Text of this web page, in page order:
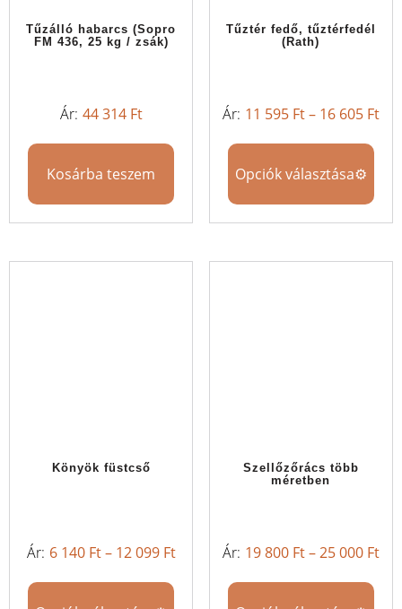
Tűzálló habarcs (Sopro
FM 436, 25 kg / zsák)
44 314 Ft
Kosárba teszem
Tűztér fedő, tűztérfedél
(Rath)
11 595 Ft– 16 605 Ft
Opciók választása
Könyök füstcső
6 140 Ft– 12 099 Ft
Szellőzőrács több
méretben
19 800 Ft–25 000 Ft